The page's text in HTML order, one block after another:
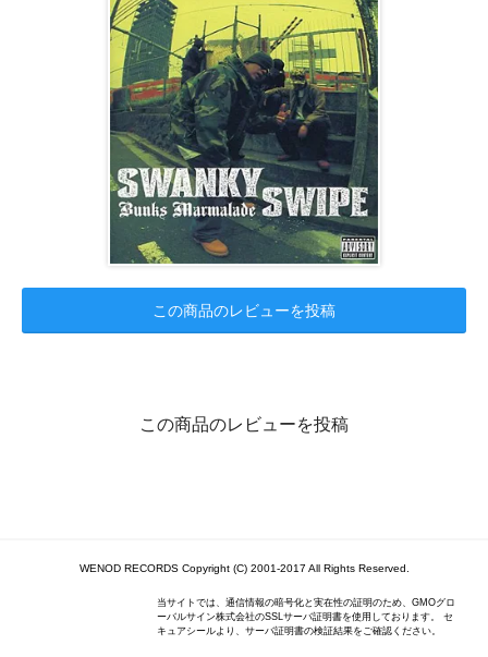
この商品のレビューを投稿
この商品のレビューを投稿
WENOD RECORDS Copyright (C) 2001-2017 All Rights Reserved.
当サイトでは、通信情報の暗号化と実在性の証明のため、GMOグロ
ーバルサイン株式会社のSSLサーバ証明書を使用しております。 セ
キュアシールより、サーバ証明書の検証結果をご確認ください。